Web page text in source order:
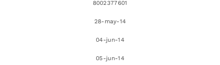
8002377601
28-may-14
04-jun-14
05-jun-14